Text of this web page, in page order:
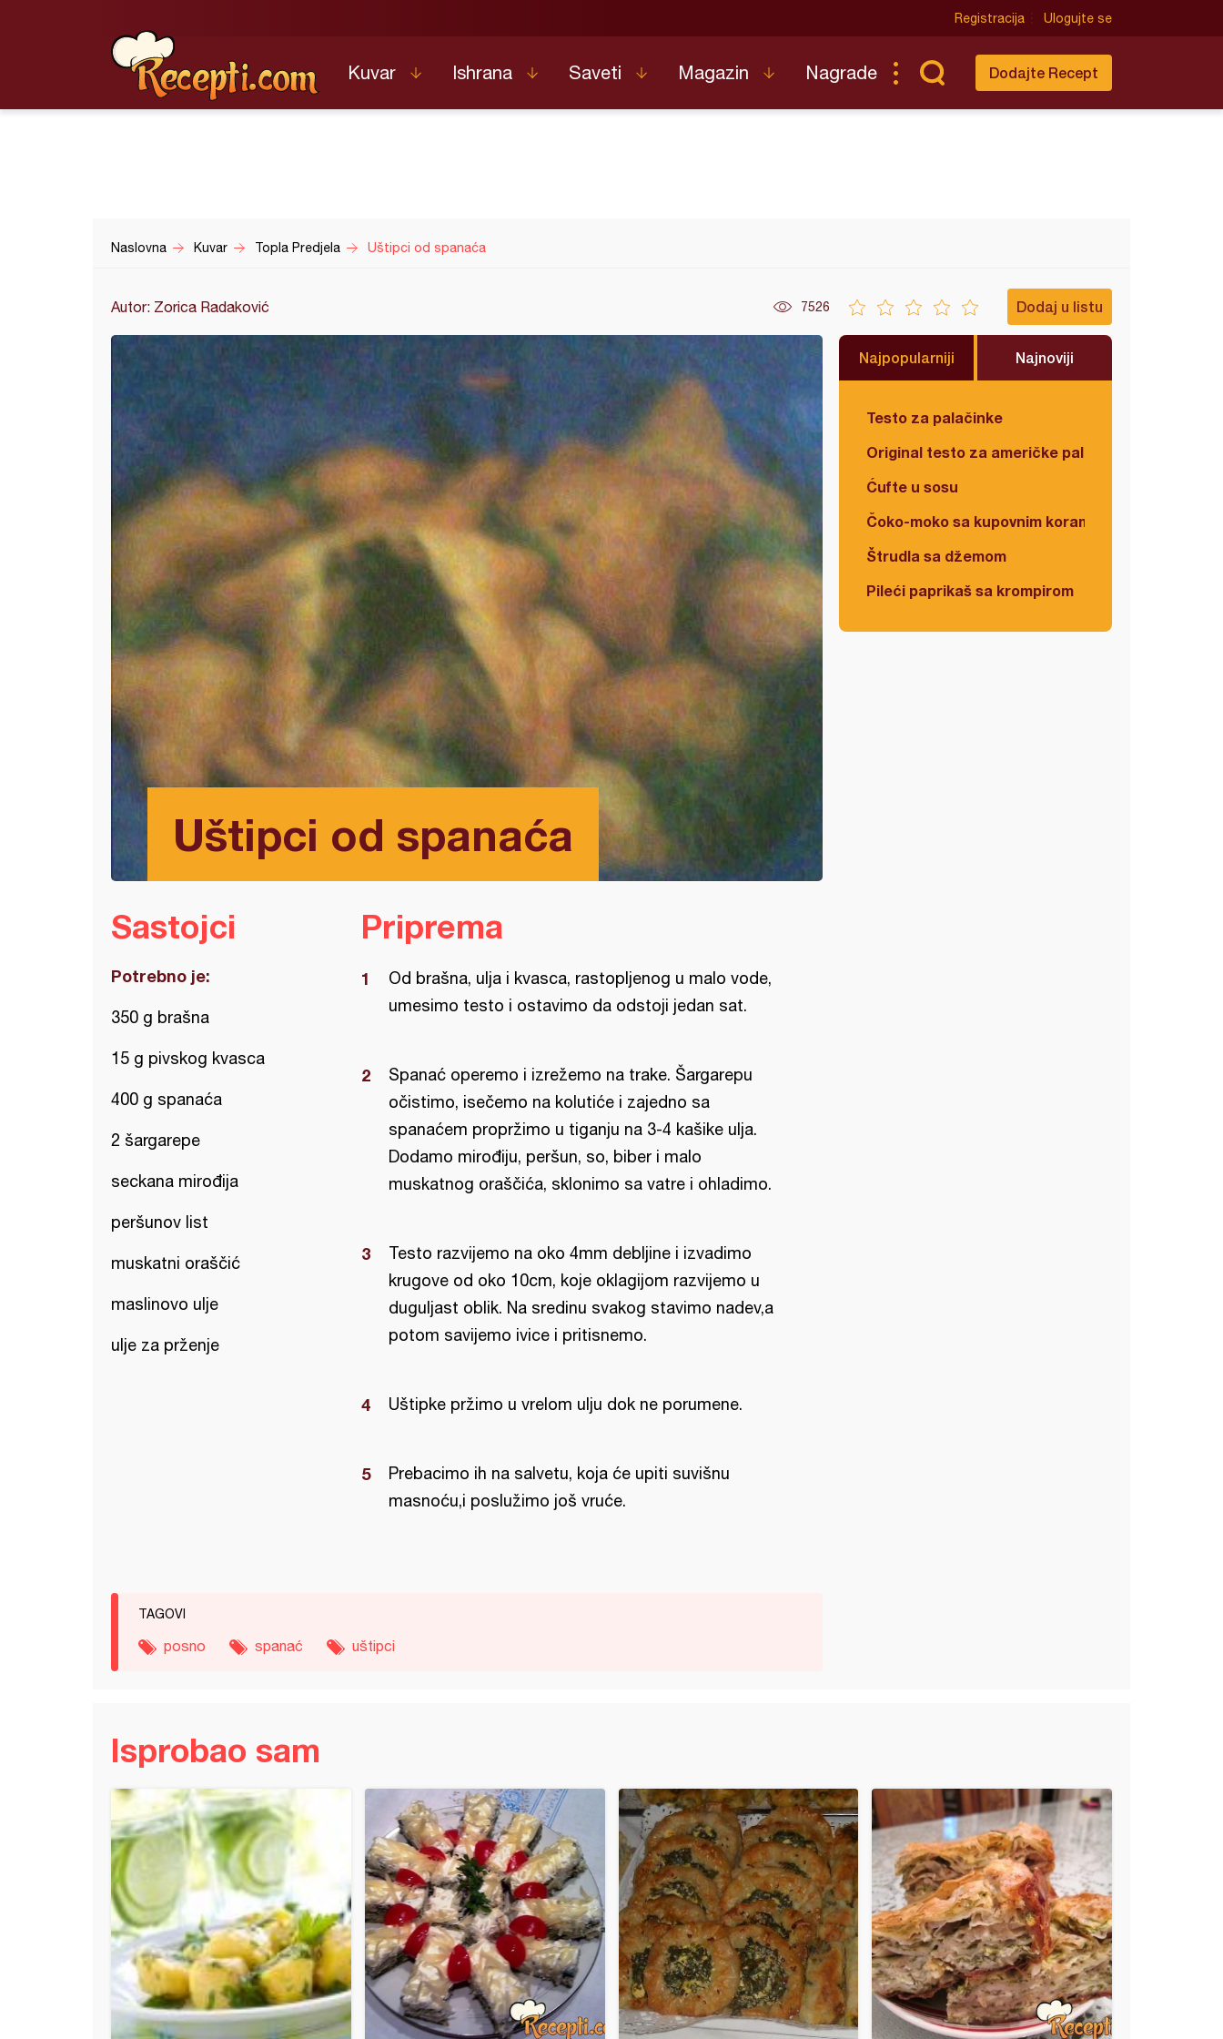
Registracija Ulogujte se
Kuvar Ishrana Saveti Magazin Nagrade Dodajte Recept
Naslovna Kuvar Topla Predjela Uštipci od spanaća
Autor: Zorica Radaković 7526 Dodaj u listu
Uštipci od spanaća
Najpopularniji Najnoviji
Testo za palačinke
Original testo za američke palačinke
Ćufte u sosu
Čoko-moko sa kupovnim korama
Štrudla sa džemom
Pileći paprikaš sa krompirom
Sastojci
Potrebno je:
350 g brašna
15 g pivskog kvasca
400 g spanaća
2 šargarepe
seckana mirođija
peršunov list
muskatni oraščić
maslinovo ulje
ulje za prženje
Priprema
Od brašna, ulja i kvasca, rastopljenog u malo vode,
umesimo testo i ostavimo da odstoji jedan sat.
Spanać operemo i izrežemo na trake. Šargarepu
očistimo, isečemo na kolutiće i zajedno sa
spanaćem propržimo u tiganju na 3-4 kašike ulja.
Dodamo mirođiju, peršun, so, biber i malo
muskatnog oraščića, sklonimo sa vatre i ohladimo.
Testo razvijemo na oko 4mm debljine i izvadimo
krugove od oko 10cm, koje oklagijom razvijemo u
duguljast oblik. Na sredinu svakog stavimo nadev,a
potom savijemo ivice i pritisnemo.
Uštipke pržimo u vrelom ulju dok ne porumene.
Prebacimo ih na salvetu, koja će upiti suvišnu
masnoću,i poslužimo još vruće.
TAGOVI
posno spanać uštipci
Isprobao sam